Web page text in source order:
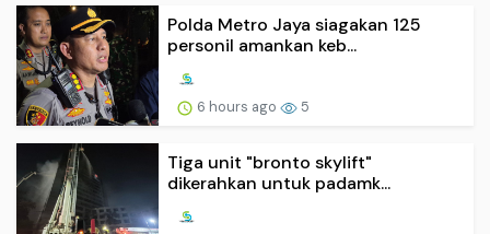
Polda Metro Jaya siagakan 125
personil amankan keb...
6 hours ago 5
Tiga unit "bronto skylift"
dikerahkan untuk padamk...